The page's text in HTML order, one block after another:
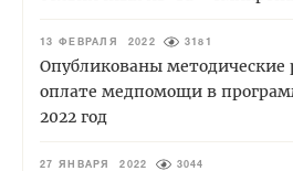
13 ФЕВРАЛЯ 2022 3181
Опубликованы методические
оплате медпомощи в
2022 год
27 ЯНВАРЯ 2022 3044